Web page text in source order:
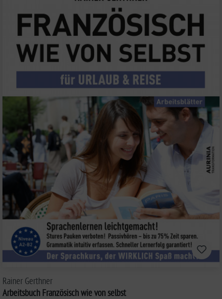
Rainer Gerthner
Arbeitsbuch Französisch wie von selbst